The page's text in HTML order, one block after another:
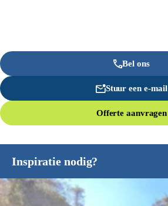
Bel ons
Stuur een e-mail
Offerte aanvragen
Inspiratie nodig?